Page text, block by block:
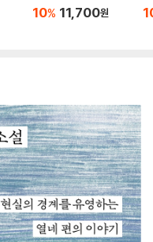
10% 11,700원